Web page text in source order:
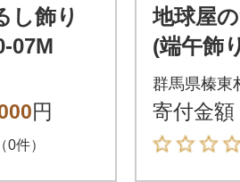
し飾り
07M
円
0件）
地球屋
(端午飾
群馬県榛東
寄付金額